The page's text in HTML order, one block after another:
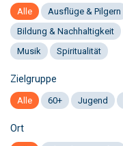
Alle Ausflüge & Pilgern
Bildung & Nachhaltigkeit
Musik
Spiritualität
Zielgruppe
Alle 60+ Jugend
Ort